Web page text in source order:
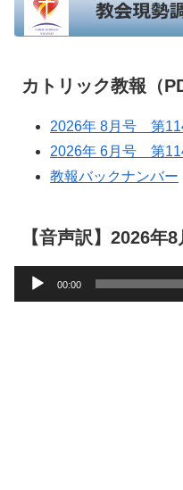
カトリック教報（
2026年 8月号 第
2026年 6月号 第
教報バックナンバー
【音声訳】2026年
声
00:00